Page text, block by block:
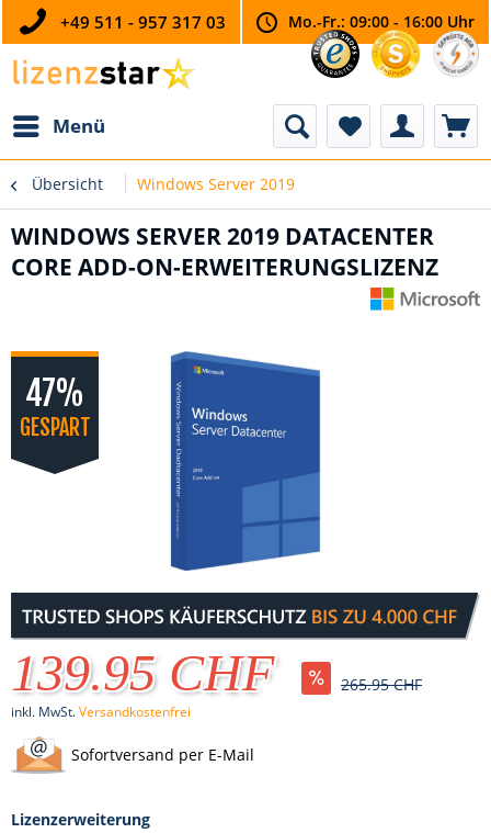
+49 511 - 957 317 03 Mo.-Fr.: 09:00 - 16:00 Uhr
Menü
Übersicht Windows Server 2019
WINDOWS SERVER 2019 DATACENTER
CORE ADD-ON-ERWEITERUNGSLIZENZ
47%
GESPART
139.95 CHF 265.95 CHF
inkl. MwSt.Versandkostenfrei
Sofortversand per E-Mail
Lizenzerweiterung